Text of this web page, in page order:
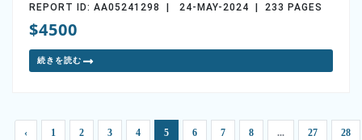
REPORT ID: AA05241298 | 24-MAY-2024 | 233 PAGES
$4500
続きを読む
‹ 1 2 3 4 5 6 7 8 ... 27 28